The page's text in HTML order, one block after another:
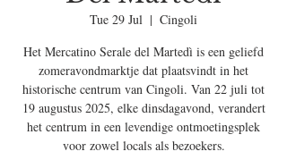
Tue 29 Jul
  |
Cingoli
Het Mercatino Serale del Martedì is een geliefd
zomeravondmarktje dat plaatsvindt in het
historische centrum van Cingoli. Van 22 juli tot
19 augustus 2025, elke dinsdagavond, verandert
het centrum in een levendige ontmoetingsplek
voor zowel locals als bezoekers.